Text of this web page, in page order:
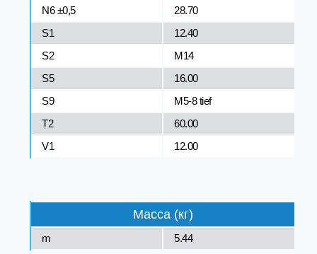
N6 ±0,5
28.70
S1
12.40
S2
M14
S5
16.00
S9
M5-8 tief
T2
60.00
V1
12.00
Масса (кг)
m 5.44